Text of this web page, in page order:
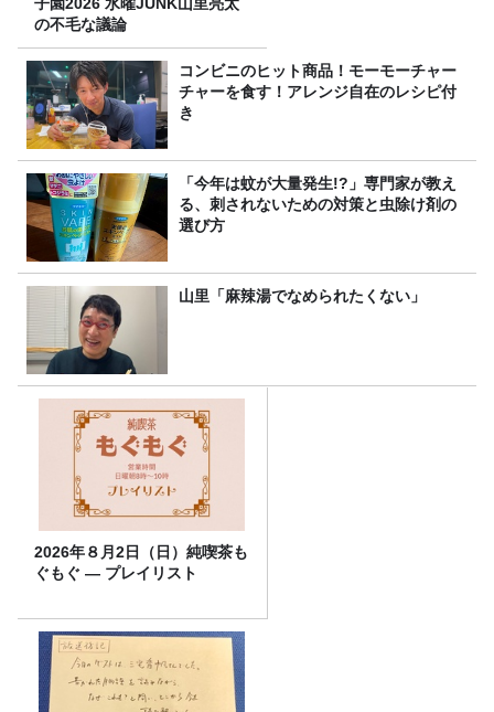
の不毛な議論
コンビニのヒット商品！モーモーチャー
チャーを食す！アレンジ自在のレシピ付
き
「今年は蚊が大量発生!?」専門家が教え
る、刺されないための対策と虫除け剤の
選び方
山里「麻辣湯でなめられたくない」
2026年８月2日（日）純喫茶も
ぐもぐ ― プレイリスト